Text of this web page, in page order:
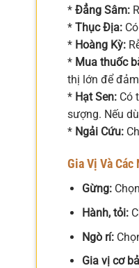
* Đẳng Sâm:
* Thục Địa:
* Hoàng Kỳ:
* Mua thuốc
thị lớn để
* Hạt Sen: Có
sượng. Nếu
* Ngải Cứu:
Gia Vị Và
Gừng:
Hành, tỏi:
Ngò rí:
Gia vị cơ